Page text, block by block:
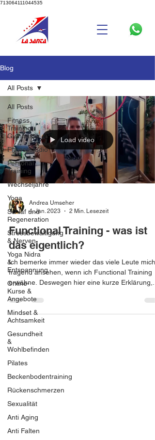
713064111044535
Blog
All Posts
Fitness,
Training,
Gymnastik
Fitnessstudio
Personal
Training
Wechseljahre
Yoga
Schlaf und
Regeneration
Stressbewältigung
& Nerven
Yoga Nidra
&
Entspannung
Online-
Kurse &
Angebote
Mindset &
Achtsamkeit
Gesundheit
&
Wohlbefinden
Pilates
Beckenbodentraining
Rückenschmerzen
Sexualität
Anti Aging
Anti Falten
All Posts
Load video
Andrea Umseher
4. Jan. 2023
2 Min. Lesezeit
Functional Training - was ist
das eigentlich?
Ich bemerke immer wieder das viele Leute mich
fragend ansehen, wenn ich Functional Training
erwähne. Deswegen hier eine kurze Erklärung,...